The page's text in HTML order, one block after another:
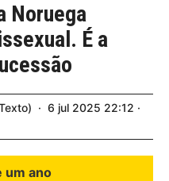
Noruega
É a
6 jul 2025 22:12
um ano